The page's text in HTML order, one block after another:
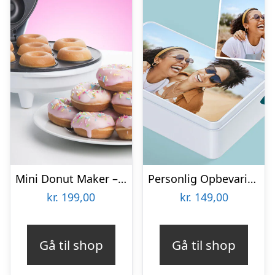
Mini Donut Maker – KitchPro
kr. 199,00
Gå til shop
Personlig Opbevaringsboks i Metal med Billede – Rektangulær
kr. 149,00
Gå til shop